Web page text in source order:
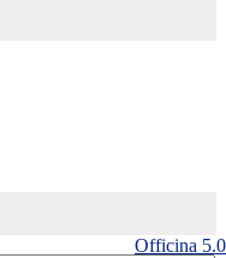
Officina 5.0